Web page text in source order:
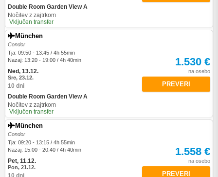
Double Room Garden View A
Nočitev z zajtrkom
Vključen transfer
München
Condor
Tja: 09:50 - 13:45 / 4h 55min
Nazaj: 13:20 - 19:00 / 4h 40min
Ned, 13.12.
Sre, 23.12.
10 dni
Double Room Garden View A
Nočitev z zajtrkom
Vključen transfer
1.530 €
na osebo
PREVERI
München
Condor
Tja: 09:20 - 13:15 / 4h 55min
Nazaj: 15:00 - 20:40 / 4h 40min
Pet, 11.12.
Pon, 21.12.
10 dni
1.558 €
na osebo
PREVERI